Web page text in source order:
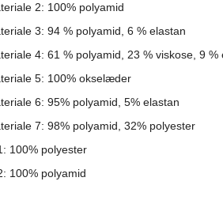
2: 100% polyamid
3: 94 % polyamid, 6 % elastan
4: 61 % polyamid, 23 % viskose, 9 %
5: 100% okselæder
6: 95% polyamid, 5% elastan
7: 98% polyamid, 32% polyester
100% polyester
100% polyamid